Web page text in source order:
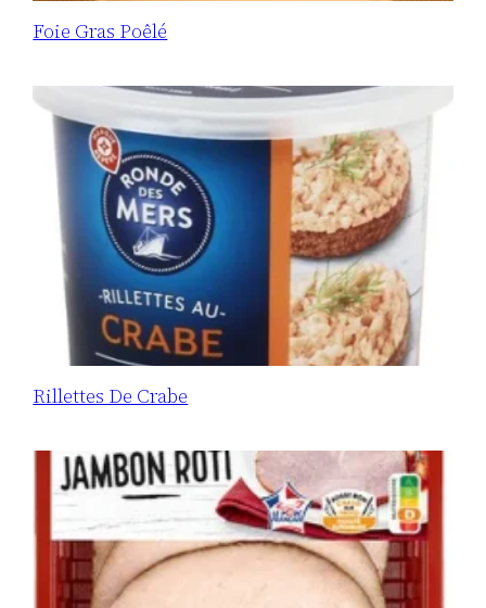
Foie Gras Poêlé
Rillettes De Crabe